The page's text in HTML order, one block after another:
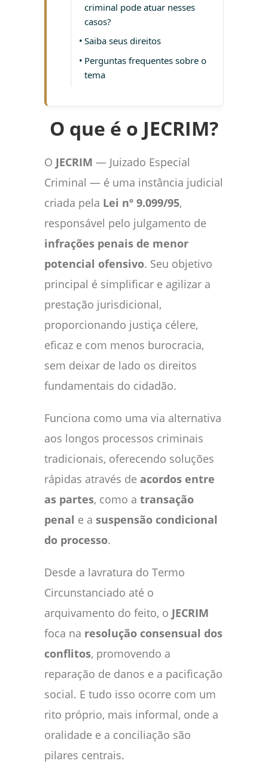
criminal pode atuar nesses
casos?
Saiba seus direitos
Perguntas frequentes sobre o
tema
O que é o JECRIM?
O JECRIM — Juizado Especial
Criminal — é uma instância judicial
criada pela Lei nº 9.099/95,
responsável pelo julgamento de
infrações penais de menor
potencial ofensivo. Seu objetivo
principal é simplificar e agilizar a
prestação jurisdicional,
proporcionando justiça célere,
eficaz e com menos burocracia,
sem deixar de lado os direitos
fundamentais do cidadão.
Funciona como uma via alternativa
aos longos processos criminais
tradicionais, oferecendo soluções
rápidas através de acordos entre
as partes, como a transação
penal e a suspensão condicional
do processo.
Desde a lavratura do Termo
Circunstanciado até o
arquivamento do feito, o JECRIM
foca na resolução consensual dos
conflitos, promovendo a
reparação de danos e a pacificação
social. E tudo isso ocorre com um
rito próprio, mais informal, onde a
oralidade e a conciliação são
pilares centrais.